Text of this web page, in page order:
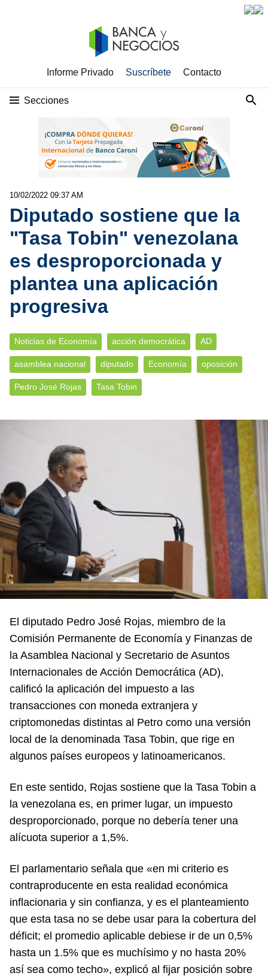
Informe Privado Suscríbete Contacto
Secciones
10/02/2022 09:37 AM
Diputado sostiene que la
"Tasa Tobin" venezolana
es desproporcionada y
plantea una aplicación
progresiva
Noticias de Economía acción democrática AD
asamblea nacional diputado Economía oposición
Pedro José Rojas Tasa Tobin
El diputado Pedro José Rojas, miembro de la
Comisión Permanente de Economía y Finanzas de
la Asamblea Nacional y Secretario de Asuntos
Internacionales de Acción Democrática (AD),
calificó la aplicación del impuesto a las
transacciones con moneda extranjera y
criptomonedas distintas al Petro como una versión
local de la denominada Tasa Tobin, que rige en
algunos países europeos y latinoamericanos.
En este sentido, Rojas sostiene que la Tasa Tobin a
la venezolana es, en primer lugar, un impuesto
desproporcionado, porque no debería tener una
alícuota superior a 1,5%.
El parlamentario señala que «en mi criterio es
contraproducente en esta realidad económica
inflacionaria y sin confianza, y es el planteamiento
que esta tasa no se debe usar para la cobertura del
déficit; el promedio aplicable debiese ir de un 0,5%
hasta un 1.5% que es muchísimo y no hasta 20%
así sea como techo», explicó al fijar posición sobre